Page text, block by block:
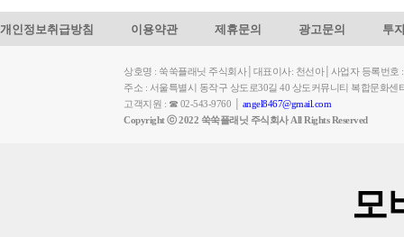
개인정보취급방침 이용약관 제휴문의 광고문의 투
상호명 : 쑥쑥플래닛 주식회사│대표이사: 천선아│사업자 등록번호
주소 : 서울특별시 동작구 상도로30길 40 상도커뮤니티 복합문화
고객지원 : ☎ 02-543-9760 │ angel8467@gmail.com
Copyright ⓒ 2022 쑥쑥플래닛 주식회사 All Rights Reserved
모